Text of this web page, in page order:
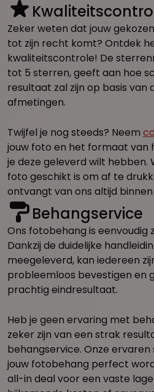
Zeker weten dat jouw
tot zijn recht komt? Ontdek
kwaliteitscontrole! De
tot 5 sterren, geeft aan hoe
resultaat zal zijn op basis van
afmetingen.
Twijfel je nog steeds? Neem
jouw foto en het formaat
je deze geleverd wilt hebben.
foto geschikt is om af te
ontvangt van ons altijd
Behangservice
Ons fotobehang is eenvoudig
Dankzij de duidelijke
meegeleverd, kan iedereen
probleemloos bevestigen en
prachtig eindresultaat.
Heb je geen ervaring met
zeker zijn van een strak
behangservice. Onze
jouw fotobehang perfect
all-in deal voor een vaste